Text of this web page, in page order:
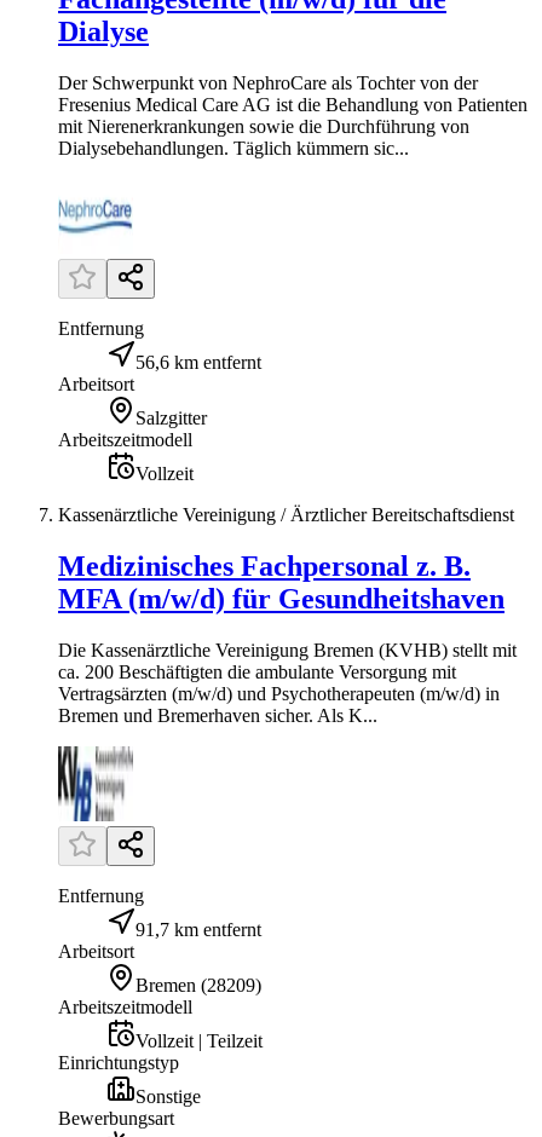
Dialyse
Der Schwerpunkt von NephroCare als Tochter von der
Fresenius Medical Care AG ist die Behandlung von Patienten
mit Nierenerkrankungen sowie die Durchführung von
Dialysebehandlungen. Täglich kümmern sic...
Entfernung
56,6 km entfernt
Arbeitsort
Salzgitter
Arbeitszeitmodell
Vollzeit
Kassenärztliche Vereinigung / Ärztlicher Bereitschaftsdienst
Medizinisches Fachpersonal z. B.
MFA (m/w/d) für Gesundheitshaven
Die Kassenärztliche Vereinigung Bremen (KVHB) stellt mit
ca. 200 Beschäftigten die ambulante Versorgung mit
Vertragsärzten (m/w/d) und Psychotherapeuten (m/w/d) in
Bremen und Bremerhaven sicher. Als K...
Entfernung
91,7 km entfernt
Arbeitsort
Bremen (28209)
Arbeitszeitmodell
Vollzeit | Teilzeit
Einrichtungstyp
Sonstige
Bewerbungsart